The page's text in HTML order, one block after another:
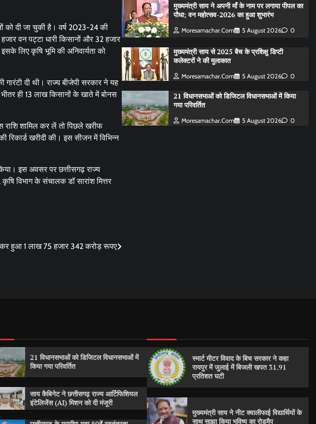
को दी जा चुकी है। वर्ष 2023-24 की
वन पट्टा धारी किसानों और 32 हजार
लिए कृषि भूमि की अनिवार्यता को
दी थी। राज्य बीजेपी सरकार ने यह
ही 13 लाख किसानों के खाते में बोनस
राशि शामिल कर लें तो पिछले खरीफ
खरीदी की। इस सीजन में विभिन्न
इस अवसर पर छत्तीसगढ़ राज्य
कृषि विभाग के संचालक डॉ सारांश मित्तर
हुआ 1 लाख 75 हजार 342 करोड़ रूपए
मुख्यमंत्री साय ने अपनी माँ के नाम पर लगाया पीपल का
पौधा; वन महोत्सव-2026 का हुआ शुभारंभ
Moresamachar.com 5 August 2026 0
मुख्यमंत्री साय से 2025 बैच के प्रशिक्षु डिप्टी
कलेक्टरों ने की मुलाकात
Moresamachar.com 5 August 2026 0
21 विधानसभाओं को डिजिटल विधानसभाओं में किया
गया परिवर्तित
Moresamachar.com 5 August 2026 0
21 विधानसभाओं को डिजिटल विधानसभाओं में
किया गया परिवर्तित
साय कैबिनेट ने छत्तीसगढ़ राज्य आर्टिफिशियल
इंटेलिजेंस (AI) मिशन को दी मंजूरी
स्मार्ट मीटर विवाद के बिच सरकार ने कहा
रायपुर में जुलाई में बिजली खपत 31.91
प्रतिशत घटी
मुख्यमंत्री साय ने नीट क्वालीफाई विद्यार्थियों के
साथ साझा किया भविष्य का रोडमैप